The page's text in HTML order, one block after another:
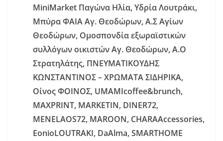
MiniMarket Παγώνα Ηλία, Υδρία Λουτράκι,
Μπύρα ΦΑΙΑ Αγ. Θεοδώρων, Α.Σ Αγίων
Θεοδώρων, Ομοσπονδία εξωραϊστικών
συλλόγων οικιστών Αγ. Θεοδώρων, Α.Ο
Στρατηλάτης, ΠΝΕΥΜΑΤΙΚΟΥΔΗΣ
ΚΩΝΣΤΑΝΤΙΝΟΣ – ΧΡΩΜΑΤΑ ΣΙΔΗΡΙΚΑ,
Οίνος ΦΟΙΝΟΣ, UMAMIcoffee&brunch,
MAXPRINT, MARKETIN, DINER72,
MENELAOS72, MAROON, CHARAAccessories,
EonioLOUTRAKI, DaAlma,SMARTHOME